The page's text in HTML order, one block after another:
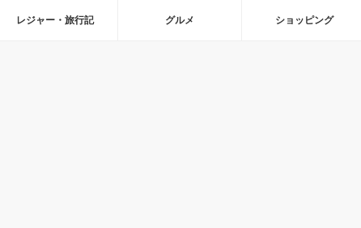
レジャー・旅行記 グルメ ショッピング